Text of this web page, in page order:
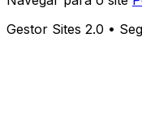
Gestor Sites 2.0 •